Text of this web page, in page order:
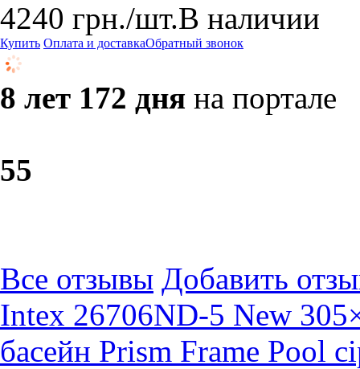
4240 грн./шт.В наличии
Купить Оплата и доставкаОбратный звонок
8 лет 172 дня на портале
55
Все отзывы Добавить
Intex 26706ND-5 New
басейн Prism Frame Pool